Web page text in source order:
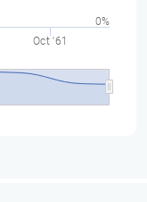
Oct '61
0%